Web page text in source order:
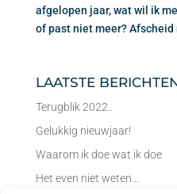
afgelopen jaar, wat wil ik
of past niet meer?
Laatste
Terugblik 2022..
Gelukkig nieuwjaar!
Waarom ik doe wat ik doe
Het even niet weten…